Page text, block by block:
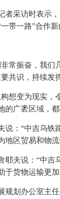
者采访时表示
带一路”合作
常振奋，我
共识，持续
想变为现实
广袤区域，
：“中吉乌
地区贸易和物
夫说：“中
货物运输更
规划办公室主